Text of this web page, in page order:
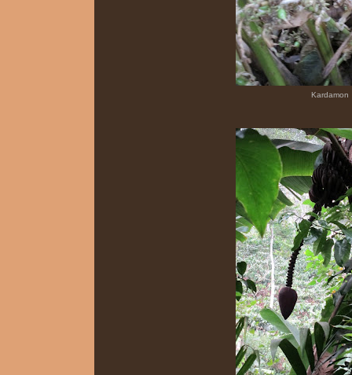
Kardamon